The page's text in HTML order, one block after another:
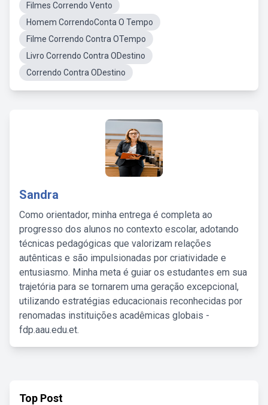
Filmes Correndo Vento
Homem CorrendoConta O Tempo
Filme Correndo Contra OTempo
Livro Correndo Contra ODestino
Correndo Contra ODestino
Sandra
Como orientador, minha entrega é completa ao
progresso dos alunos no contexto escolar, adotando
técnicas pedagógicas que valorizam relações
autênticas e são impulsionadas por criatividade e
entusiasmo. Minha meta é guiar os estudantes em sua
trajetória para se tornarem uma geração excepcional,
utilizando estratégias educacionais reconhecidas por
renomadas instituições acadêmicas globais -
fdp.aau.edu.et.
Top Post